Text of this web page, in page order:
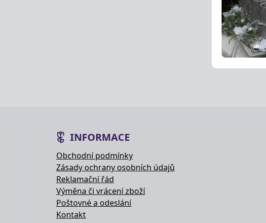
INFORMACE
Obchodní podmínky
Zásady ochrany osobních údajů
Reklamační řád
Výměna či vrácení zboží
Poštovné a odeslání
Kontakt